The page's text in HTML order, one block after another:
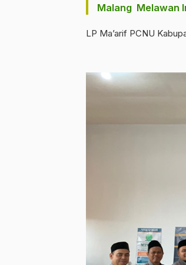
Malang Melawan
LP Ma’arif PCNU